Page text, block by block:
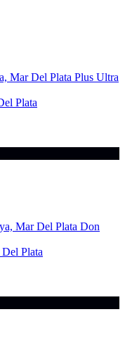
Plata
Plata